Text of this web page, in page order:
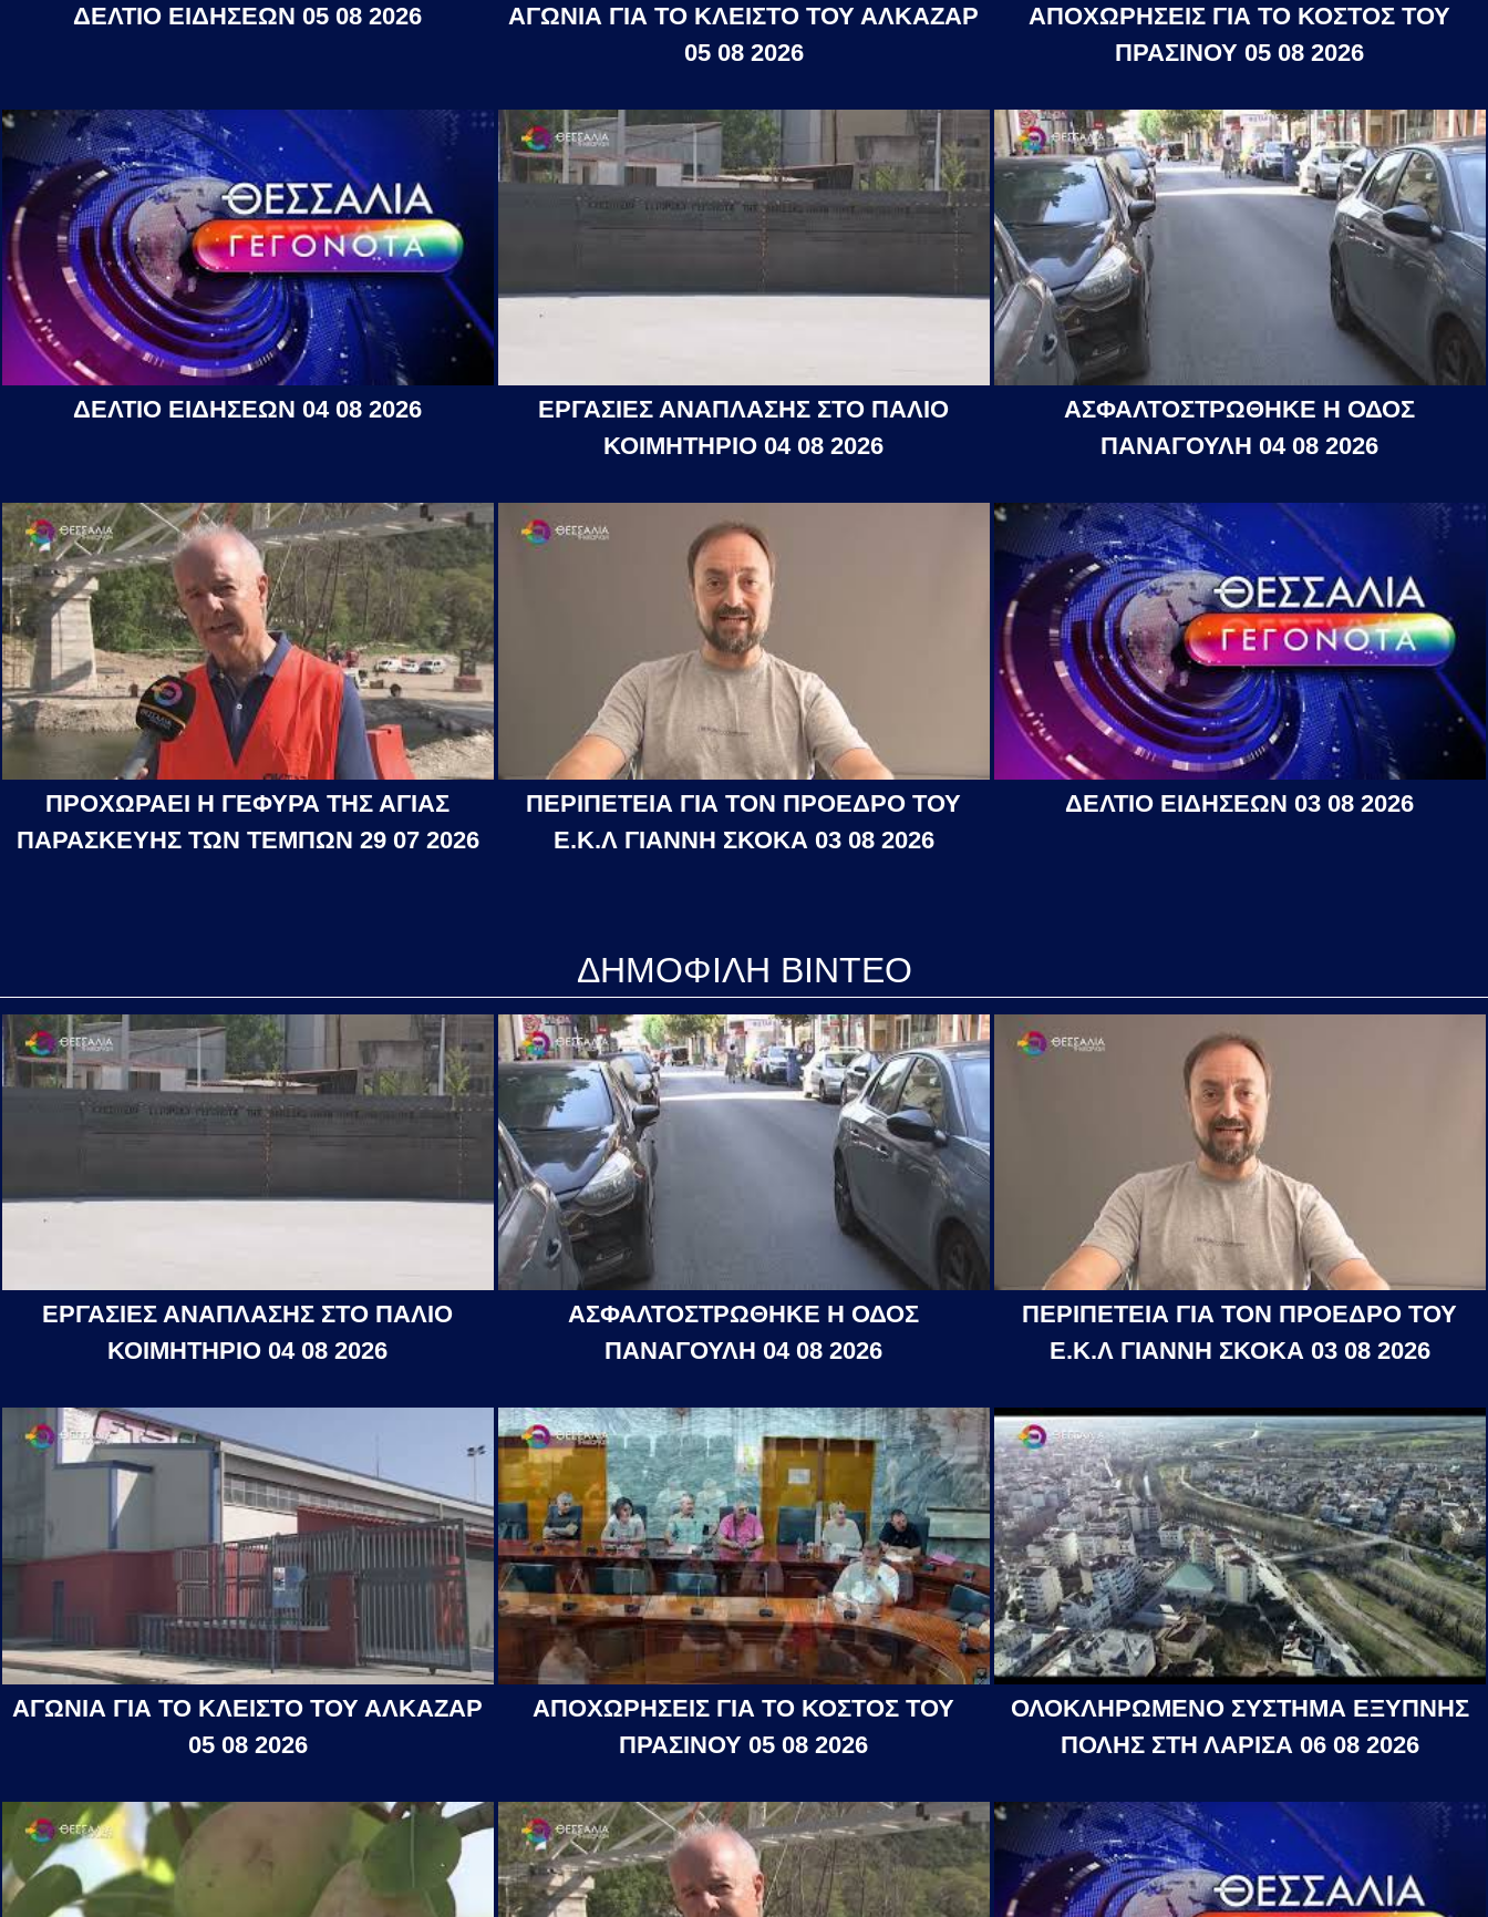
ΔΕΛΤΙΟ ΕΙΔΗΣΕΩΝ 05 08 2026
ΑΓΩΝΙΑ ΓΙΑ ΤΟ ΚΛΕΙΣΤΟ ΤΟΥ ΑΛΚΑΖΑΡ
05 08 2026
ΑΠΟΧΩΡΗΣΕΙΣ ΓΙΑ ΤΟ ΚΟΣΤΟΣ ΤΟΥ
ΠΡΑΣΙΝΟΥ 05 08 2026
ΔΕΛΤΙΟ ΕΙΔΗΣΕΩΝ 04 08 2026
ΕΡΓΑΣΙΕΣ ΑΝΑΠΛΑΣΗΣ ΣΤΟ ΠΑΛΙΟ
ΚΟΙΜΗΤΗΡΙΟ 04 08 2026
ΑΣΦΑΛΤΟΣΤΡΩΘΗΚΕ Η ΟΔΟΣ
ΠΑΝΑΓΟΥΛΗ 04 08 2026
ΠΡΟΧΩΡΑΕΙ Η ΓΕΦΥΡΑ ΤΗΣ ΑΓΙΑΣ
ΠΑΡΑΣΚΕΥΗΣ ΤΩΝ ΤΕΜΠΩΝ 29 07 2026
ΠΕΡΙΠΕΤΕΙΑ ΓΙΑ ΤΟΝ ΠΡΟΕΔΡΟ ΤΟΥ
Ε.Κ.Λ ΓΙΑΝΝΗ ΣΚΟΚΑ 03 08 2026
ΔΕΛΤΙΟ ΕΙΔΗΣΕΩΝ 03 08 2026
ΔΗΜΟΦΙΛΗ ΒΙΝΤΕΟ
ΕΡΓΑΣΙΕΣ ΑΝΑΠΛΑΣΗΣ ΣΤΟ ΠΑΛΙΟ
ΚΟΙΜΗΤΗΡΙΟ 04 08 2026
ΑΣΦΑΛΤΟΣΤΡΩΘΗΚΕ Η ΟΔΟΣ
ΠΑΝΑΓΟΥΛΗ 04 08 2026
ΠΕΡΙΠΕΤΕΙΑ ΓΙΑ ΤΟΝ ΠΡΟΕΔΡΟ ΤΟΥ
Ε.Κ.Λ ΓΙΑΝΝΗ ΣΚΟΚΑ 03 08 2026
ΑΓΩΝΙΑ ΓΙΑ ΤΟ ΚΛΕΙΣΤΟ ΤΟΥ ΑΛΚΑΖΑΡ
05 08 2026
ΑΠΟΧΩΡΗΣΕΙΣ ΓΙΑ ΤΟ ΚΟΣΤΟΣ ΤΟΥ
ΠΡΑΣΙΝΟΥ 05 08 2026
ΟΛΟΚΛΗΡΩΜΕΝΟ ΣΥΣΤΗΜΑ ΕΞΥΠΝΗΣ
ΠΟΛΗΣ ΣΤΗ ΛΑΡΙΣΑ 06 08 2026